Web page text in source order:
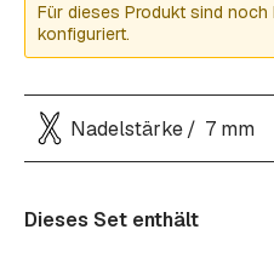
Für dieses Produkt sind noch
konfiguriert.
Nadelstärke 7 mm
Dieses Set enthält